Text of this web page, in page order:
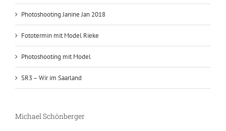
Photoshooting Janine Jan 2018
Fototermin mit Model Rieke
Photoshooting mit Model
SR3 – Wir im Saarland
Michael Schönberger